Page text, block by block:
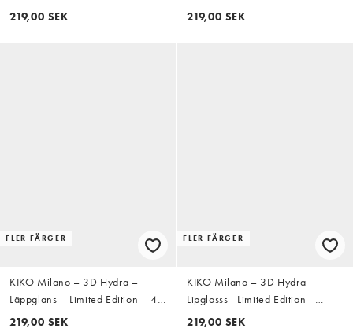
Läppglans - 43 Timeless Rose
219,00 SEK
Läppglans – 41 Rosy Glares
219,00 SEK
FLER FÄRGER
KIKO Milano – 3D Hydra –
Läppglans – Limited Edition – 42
Charming Copper
219,00 SEK
FLER FÄRGER
KIKO Milano – 3D Hydra
Lipglosss - Limited Edition –
Läppglans - 44 Disruptive Brown
219,00 SEK